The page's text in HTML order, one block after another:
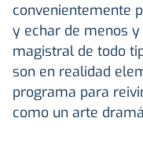
convenientemente
y echar de menos
magistral de todo
son en realidad
programa para
como un arte